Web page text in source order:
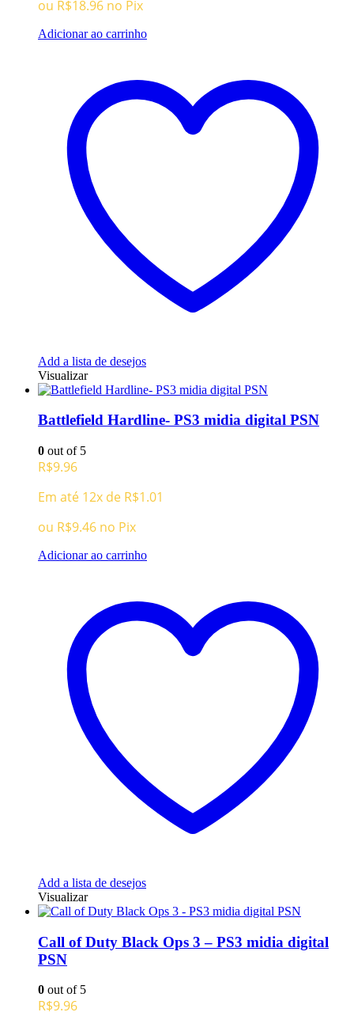
ou R$18.96 no Pix
Adicionar ao carrinho
Add a lista de desejos
Visualizar
Battlefield Hardline- PS3 midia digital PSN
0 out of 5
R$9.96
Em até 12x de R$1.01
ou R$9.46 no Pix
Adicionar ao carrinho
Add a lista de desejos
Visualizar
Call of Duty Black Ops 3 – PS3 midia digital
PSN
0 out of 5
R$9.96